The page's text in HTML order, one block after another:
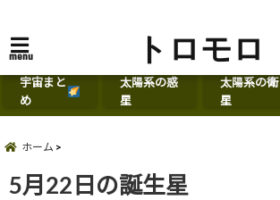
menu トロモロ
宇宙まと
め
太陽系の惑
星
太陽系の衛
星
ホーム
5月22日の誕生星